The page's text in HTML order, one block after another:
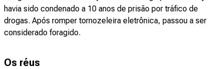
havia sido condenado a 10 anos de prisão por tráfico de
drogas. Após romper tornozeleira eletrônica, passou a ser
considerado foragido.
Os réus